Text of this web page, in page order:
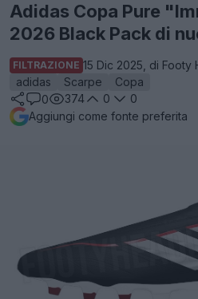
Adidas Copa Pure
2026 Black Pack di
FILTRAZIONE 15 Dic 2025, di Footy
adidas
Scarpe
Copa
0
374 0
0
Aggiungi come fonte preferita